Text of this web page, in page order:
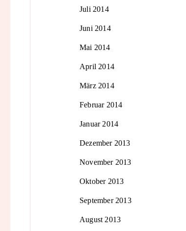
Juli 2014
Juni 2014
Mai 2014
April 2014
März 2014
Februar 2014
Januar 2014
Dezember 2013
November 2013
Oktober 2013
September 2013
August 2013